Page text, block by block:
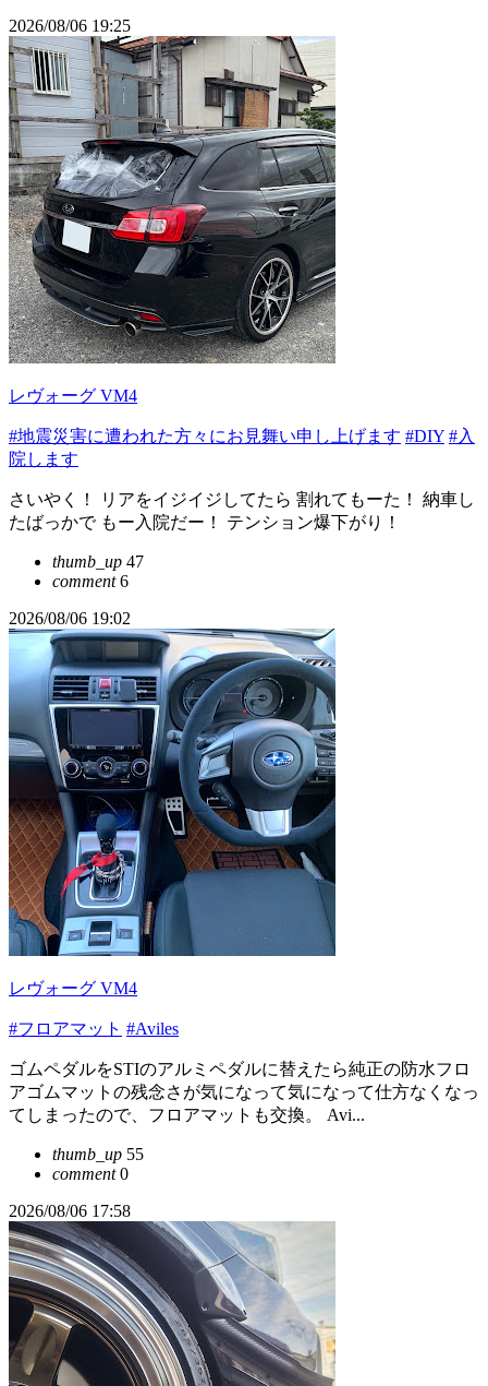
2026/08/06 19:25
レヴォーグ VM4
#地震災害に遭われた方々にお見舞い申し上げます #DIY #入
院します
さいやく！ リアをイジイジしてたら 割れてもーた！ 納車し
たばっかで もー入院だー！ テンション爆下がり！
thumb_up 47
comment6
2026/08/06 19:02
レヴォーグ VM4
#フロアマット #Aviles
ゴムペダルをSTIのアルミペダルに替えたら純正の防水フロ
アゴムマットの残念さが気になって気になって仕方なくなっ
てしまったので、フロアマットも交換。 Avi...
thumb_up 55
comment0
2026/08/06 17:58